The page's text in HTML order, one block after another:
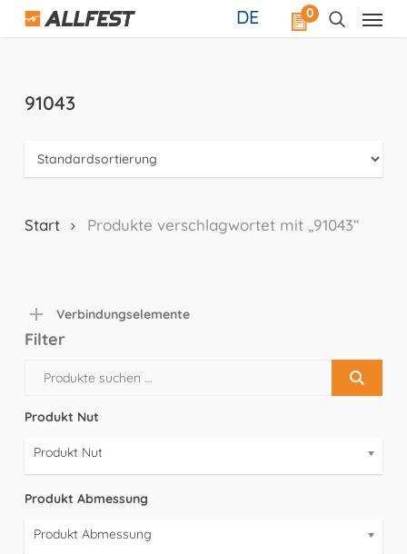
Skip
0
DE
91043
Start Produkte verschlagwortet mit „91043“
Verbindungselemente
Filter
Produkt Nut
Produkt Nut
Produkt Abmessung
Produkt Abmessung